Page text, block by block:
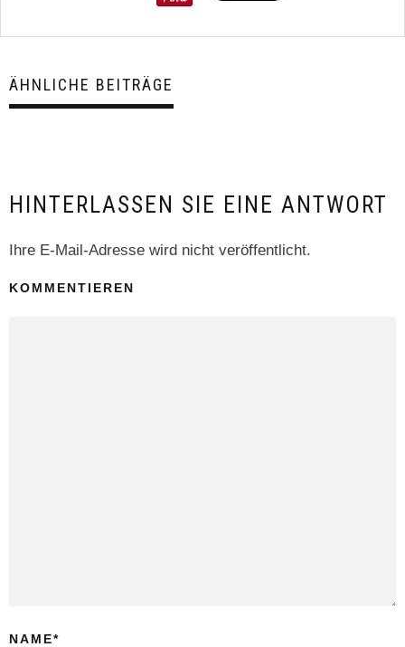
ÄHNLICHE BEITRÄGE
HINTERLASSEN SIE EINE ANTWORT
Ihre E-Mail-Adresse wird nicht veröffentlicht.
KOMMENTIEREN
NAME*